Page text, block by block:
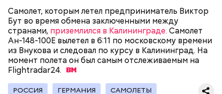
Самолет, которым летел предприниматель Виктор
Бут во время обмена заключенными между
странами, приземлился в Калининграде. Самолет
Aн-148-100E вылетел в 6:11 по московскому времени
из Внукова и следовал по курсу в Калининград. На
момент полета он был самым отслеживаемым на
Flightradar24.
РОССИЯ ГЕРМАНИЯ САМОЛЕТЫ
Атака хищника: ихтиолог
объяснил, почему акулы
нападают на человека
Особенно опасно контактировать с водой, если вы
оказались в открытом море и получили порез или
ранку. Акула чувствует даже небольшое
количество крови на расстоянии до полутора
километров. Если вы поранились в воде, сразу же
выходите на берег.
высказал председатель Всероссийского общества
охраны природы Элмурод Расулмухамедов.
Эксперт предположил, что любая информация,
напоминающая о проблемах экологии и ядерной
угрозы, — основание лишний раз задуматься о том,
что физический мир не вечен и только в наших
силах сделать все, чтобы продлить жизнь себе и
окружающей нас природе:
своим будущим и будущим человечества.